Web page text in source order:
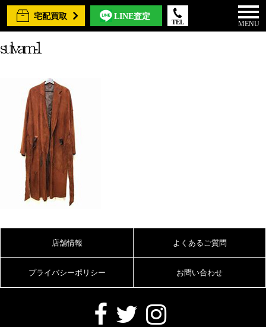
宅配買取 LINE査定
TEL MENU
sulvam-1
店舗情報 よくあるご質問
プライバシーポリシー お問い合わせ